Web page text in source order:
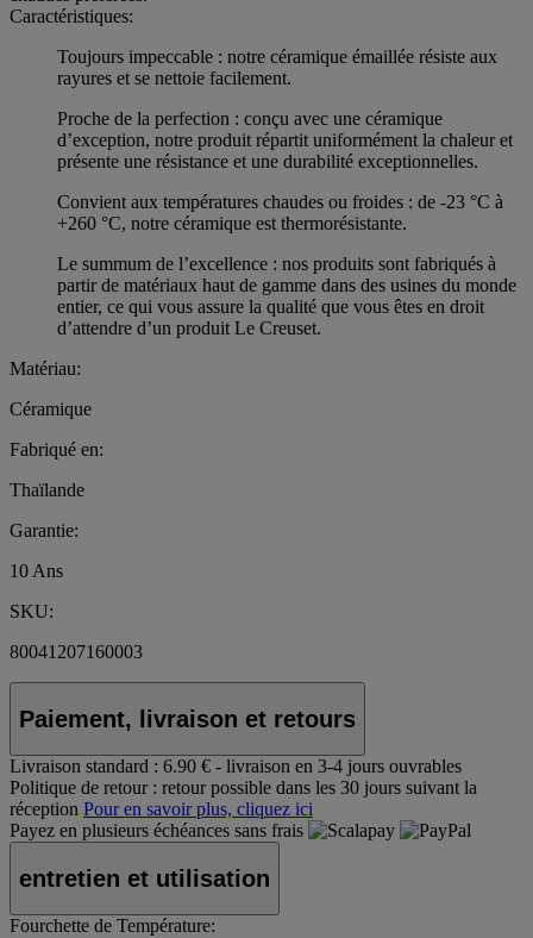
Caractéristiques:
Toujours impeccable : notre céramique émaillée résiste aux
rayures et se nettoie facilement.
Proche de la perfection : conçu avec une céramique
d’exception, notre produit répartit uniformément la chaleur et
présente une résistance et une durabilité exceptionnelles.
Convient aux températures chaudes ou froides : de -23 °C à
+260 °C, notre céramique est thermorésistante.
Le summum de l’excellence : nos produits sont fabriqués à
partir de matériaux haut de gamme dans des usines du monde
entier, ce qui vous assure la qualité que vous êtes en droit
d’attendre d’un produit Le Creuset.
Matériau:
Céramique
Fabriqué en:
Thaïlande
Garantie:
10 Ans
SKU:
80041207160003
Paiement, livraison et retours
Livraison standard : 6.90 € - livraison en 3-4 jours ouvrables
Politique de retour : retour possible dans les 30 jours suivant la
réception Pour en savoir plus, cliquez ici
Payez en plusieurs échéances sans frais
entretien et utilisation
Fourchette de Température: